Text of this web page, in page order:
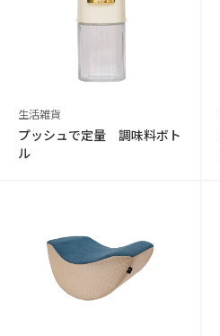
生活雑貨
プッシュで定量 調味料ボト
ル